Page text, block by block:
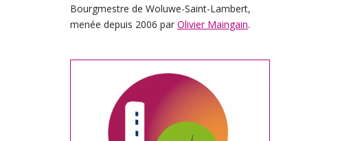
Bourgmestre de Woluwe-Saint-Lambert,
menée depuis 2006 par Olivier Maingain.